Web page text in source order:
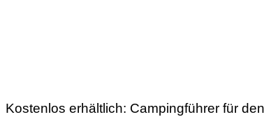
Kostenlos erhältlich: Campingführer für